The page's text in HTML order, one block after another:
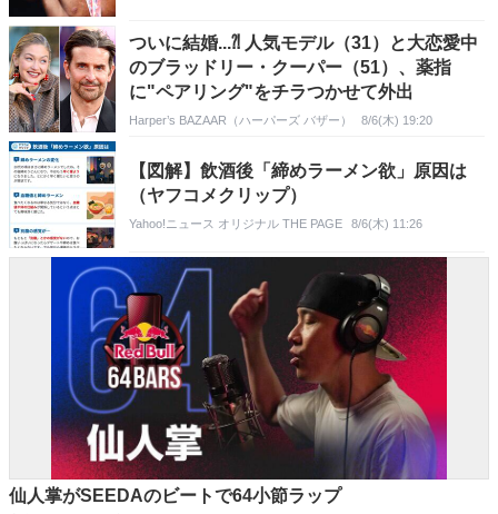
ついに結婚...⁈ 人気モデル（31）と大恋愛中
のブラッドリー・クーパー（51）、薬指
に"ペアリング"をチラつかせて外出
Harper’s BAZAAR（ハーパーズ バザー） 8/6(木) 19:20
【図解】飲酒後「締めラーメン欲」原因は
（ヤフコメクリップ）
Yahoo!ニュース オリジナル THE PAGE 8/6(木) 11:26
仙人掌がSEEDAのビートで64小節ラップ